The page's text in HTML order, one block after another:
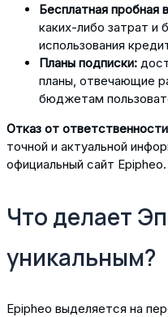
Бесплатная пробная
каких-либо затрат и
использования
Планы подписки:
планы, отвечающие
бюджетам
Отказ от
точной и актуальной
официальный сайт Epipheo.
Что делает
уникальным?
Epipheo выделяется на